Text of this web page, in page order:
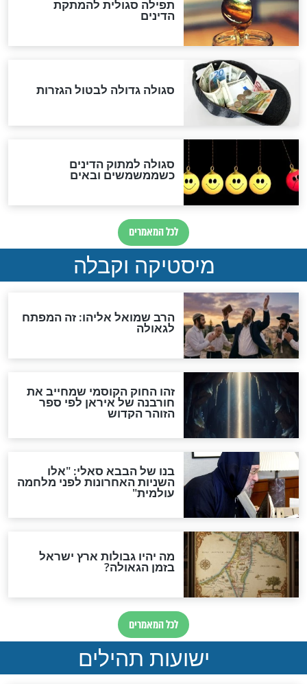
"מודה לקב"ה על כל השנים"
לכל המאמרים
אחרית הימים
האם אפשר לחשב את הקץ?
מה יהיה בימות המשיח?
"לפני הגאולה תהיה אפיקורסות
והכחשה גדולה מאוד של
האמונה"
האם לאחר בוא המשיח יהיה
אפשר לחזור בתשובה?
לכל המאמרים